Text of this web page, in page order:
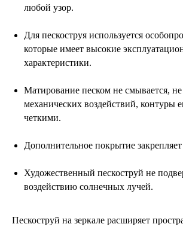
любой узор.
Для пескоструя используется
которые имеет высокие
характеристики.
Матирование песком не смывается, не
механических воздействий, контуры
четкими.
Дополнительное покрытие закрепляет
Художественный пескоструй не
воздействию солнечных лучей.
Пескоструй на зеркале расширяет